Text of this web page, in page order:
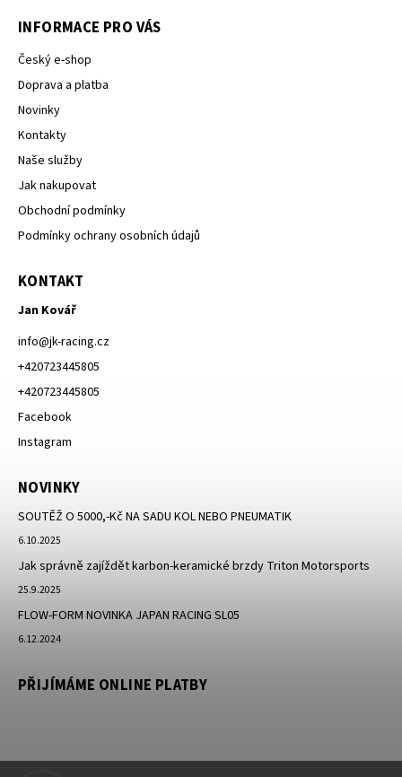
INFORMACE PRO VÁS
Český e-shop
Doprava a platba
Novinky
Kontakty
Naše služby
Jak nakupovat
Obchodní podmínky
Podmínky ochrany osobních údajů
KONTAKT
Jan Kovář
info@jk-racing.cz
+420723445805
+420723445805
Facebook
Instagram
NOVINKY
SOUTĚŽ O 5000,-Kč NA SADU KOL NEBO PNEUMATIK
6.10.2025
Jak správně zajíždět karbon-keramické brzdy Triton Motorsports
25.9.2025
FLOW-FORM NOVINKA JAPAN RACING SL05
6.12.2024
PŘIJÍMÁME ONLINE PLATBY